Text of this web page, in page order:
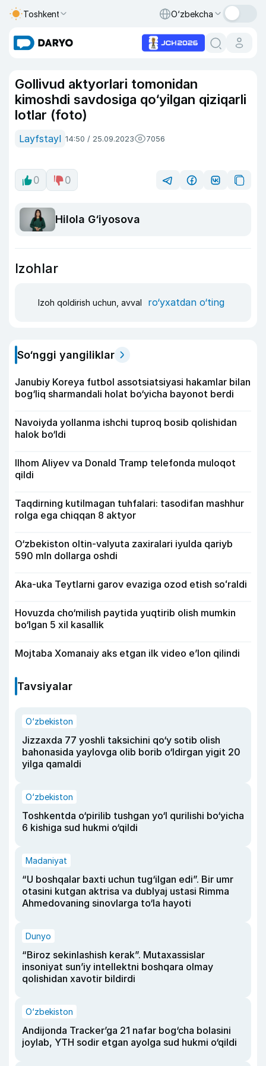
Toshkent O‘zbekcha
Gollivud aktyorlari tomonidan
kimoshdi savdosiga qo‘yilgan qiziqarli
lotlar (foto)
Layfstayl 14:50 / 25.09.2023 7056
0 0
Hilola G‘iyosova
Izohlar
Izoh qoldirish uchun, avval ro‘yxatdan o‘ting
So‘nggi yangiliklar
Janubiy Koreya futbol assotsiatsiyasi hakamlar bilan
bog‘liq sharmandali holat bo‘yicha bayonot berdi
Navoiyda yollanma ishchi tuproq bosib qolishidan
halok bo‘ldi
Ilhom Aliyev va Donald Tramp telefonda muloqot
qildi
Taqdirning kutilmagan tuhfalari: tasodifan mashhur
rolga ega chiqqan 8 aktyor
O‘zbekiston oltin-valyuta zaxiralari iyulda qariyb
590 mln dollarga oshdi
Aka-uka Teytlarni garov evaziga ozod etish soʻraldi
Hovuzda cho‘milish paytida yuqtirib olish mumkin
bo‘lgan 5 xil kasallik
Mojtaba Xomanaiy aks etgan ilk video e’lon qilindi
Tavsiyalar
O‘zbekiston
Jizzaxda 77 yoshli taksichini qo‘y sotib olish
bahonasida yaylovga olib borib o‘ldirgan yigit 20
yilga qamaldi
O‘zbekiston
Toshkentda o‘pirilib tushgan yo‘l qurilishi bo‘yicha
6 kishiga sud hukmi o‘qildi
Madaniyat
“U boshqalar baxti uchun tug‘ilgan edi”. Bir umr
otasini kutgan aktrisa va dublyaj ustasi Rimma
Ahmedovaning sinovlarga to‘la hayoti
Dunyo
“Biroz sekinlashish kerak”. Mutaxassislar
insoniyat sun’iy intellektni boshqara olmay
qolishidan xavotir bildirdi
O‘zbekiston
Andijonda Tracker’ga 21 nafar bog‘cha bolasini
joylab, YTH sodir etgan ayolga sud hukmi o‘qildi